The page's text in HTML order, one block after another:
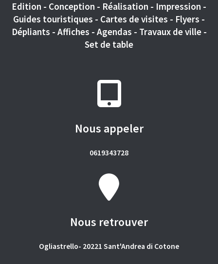
Edition - Conception - Réalisation - Impression -
Guides touristiques - Cartes de visites - Flyers -
Dépliants - Affiches - Agendas - Travaux de ville -
Set de table
Nous appeler
0619343728
Nous retrouver
Ogliastrello- 20221 Sant'Andrea di Cotone